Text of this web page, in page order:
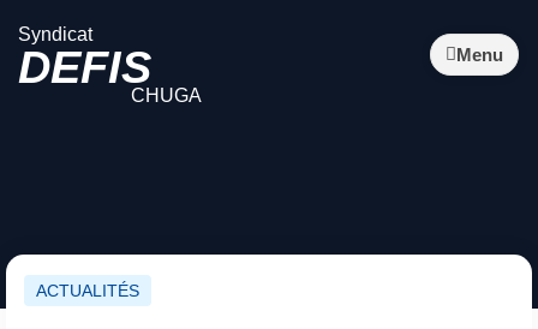
Syndicat
DEFIS
CHUGA
Menu
ACTUALITÉS